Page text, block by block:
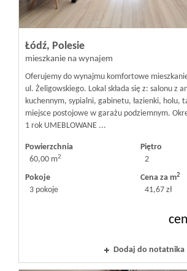
Łódź, Polesie
mieszkanie na wynajem
Oferujemy do wynajmu komfortowe
ul. Żeligowskiego. Lokal składa się z: salonu z
kuchennym, sypialni, gabinetu, łazienki, holu,
miejsce postojowe w garażu podziemnym.
1 rok UMEBLOWANE ...
Powierzchnia
60,00 m2
Piętro
2
Pokoje
3 pokoje
Cena za m2
41,67 zł
Dodaj do notatnika